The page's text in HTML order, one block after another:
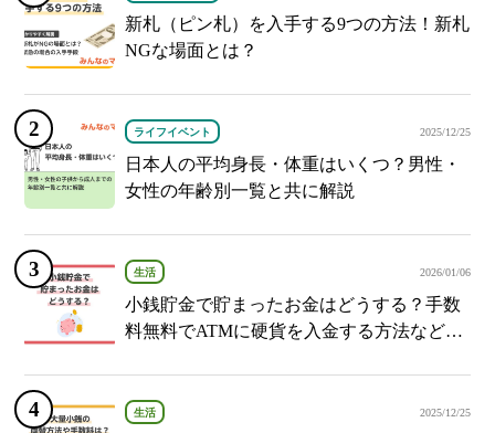
新札（ピン札）を入手する9つの方法！新札
NGな場面とは？
ライフイベント 2025/12/25
日本人の平均身長・体重はいくつ？男性・
女性の年齢別一覧と共に解説
生活 2026/01/06
小銭貯金で貯まったお金はどうする？手数
料無料でATMに硬貨を入金する方法など紹
生活 2025/12/25